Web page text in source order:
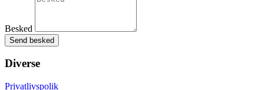
Leasing type
Financial
Besked
Send besked
Diverse
Privatlivspolik